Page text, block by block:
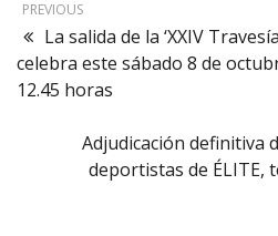
PREVIOUS
La salida de la ‘XXIV
celebra este sábado 8 de
12.45 horas
Adjudicación definitiva
deportistas de ÉLITE,